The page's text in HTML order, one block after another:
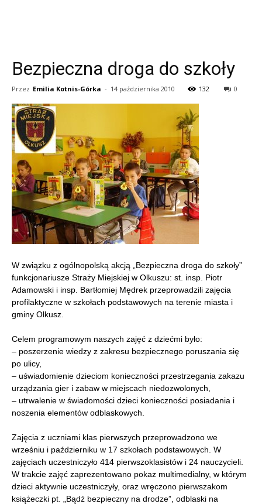
Bezpieczna droga do szkoły
Przez Emilia Kotnis-Górka - 14 października 2010 132 0
W związku z ogólnopolską akcją „Bezpieczna droga do szkoły”
funkcjonariusze Straży Miejskiej w Olkuszu: st. insp. Piotr
Adamowski i insp. Bartłomiej Mędrek przeprowadzili zajęcia
profilaktyczne w szkołach podstawowych na terenie miasta i
gminy Olkusz.
Celem programowym naszych zajęć z dziećmi było:
– poszerzenie wiedzy z zakresu bezpiecznego poruszania się
po ulicy,
– uświadomienie dzieciom konieczności przestrzegania zakazu
urządzania gier i zabaw w miejscach niedozwolonych,
– utrwalenie w świadomości dzieci konieczności posiadania i
noszenia elementów odblaskowych.
Zajęcia z uczniami klas pierwszych przeprowadzono we
wrześniu i październiku w 17 szkołach podstawowych. W
zajęciach uczestniczyło 414 pierwszoklasistów i 24 nauczycieli.
W trakcie zajęć zaprezentowano pokaz multimedialny, w którym
dzieci aktywnie uczestniczyły, oraz wręczono pierwszakom
książeczki pt. „Bądź bezpieczny na drodze”, odblaski na